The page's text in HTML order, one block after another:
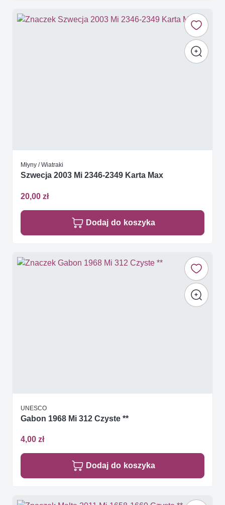
Młyny / Wiatraki
Szwecja 2003 Mi 2346-2349 Karta Max
20,00 zł
Dodaj do koszyka
UNESCO
Gabon 1968 Mi 312 Czyste **
4,00 zł
Dodaj do koszyka